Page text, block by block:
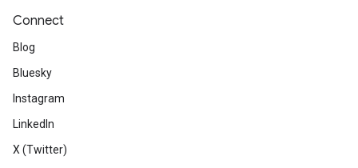
Connect
Blog
Bluesky
Instagram
LinkedIn
X (Twitter)